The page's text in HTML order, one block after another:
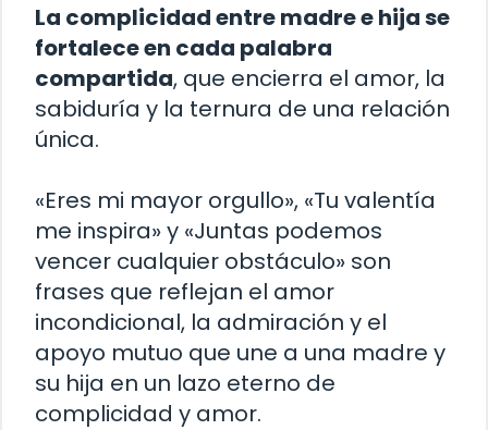
La complicidad entre madre e hija se
fortalece en cada palabra
compartida, que encierra el amor, la
sabiduría y la ternura de una relación
única.
«Eres mi mayor orgullo», «Tu valentía
me inspira» y «Juntas podemos
vencer cualquier obstáculo» son
frases que reflejan el amor
incondicional, la admiración y el
apoyo mutuo que une a una madre y
su hija en un lazo eterno de
complicidad y amor.